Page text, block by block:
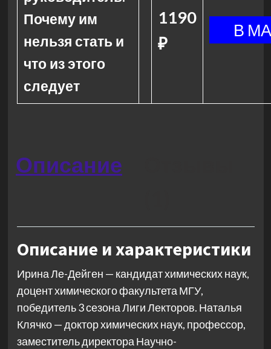
Почему им
нельзя стать и
что из этого
следует
1190
₽
Описание
Описание и характеристики
Ирина Ле-Дейген — кандидат химических наук,
доцент химического факультета МГУ,
победитель 3 сезона Лиги Лекторов. Наталья
Клячко — доктор химических наук, профессор,
заместитель директора Научно-